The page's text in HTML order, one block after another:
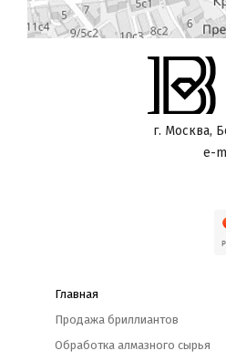
г. Москва,
e-
Главная
Продажа бриллиантов
Обработка алмазного сырья